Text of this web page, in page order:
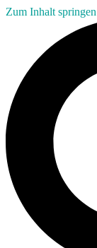
Zum Inhalt springen